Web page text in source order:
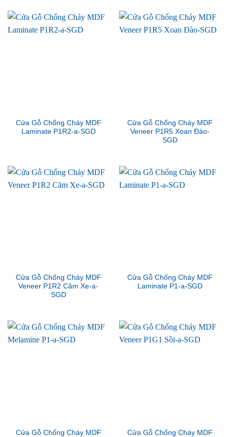
Cửa Gỗ Chống Cháy MDF
Laminate P1R2-a-SGD
Cửa Gỗ Chống Cháy MDF
Veneer P1R5 Xoan Đào-
SGD
Cửa Gỗ Chống Cháy MDF
Veneer P1R2 Căm Xe-a-
SGD
Cửa Gỗ Chống Cháy MDF
Laminate P1-a-SGD
Cửa Gỗ Chống Cháy MDF Cửa Gỗ Chống Cháy MDF